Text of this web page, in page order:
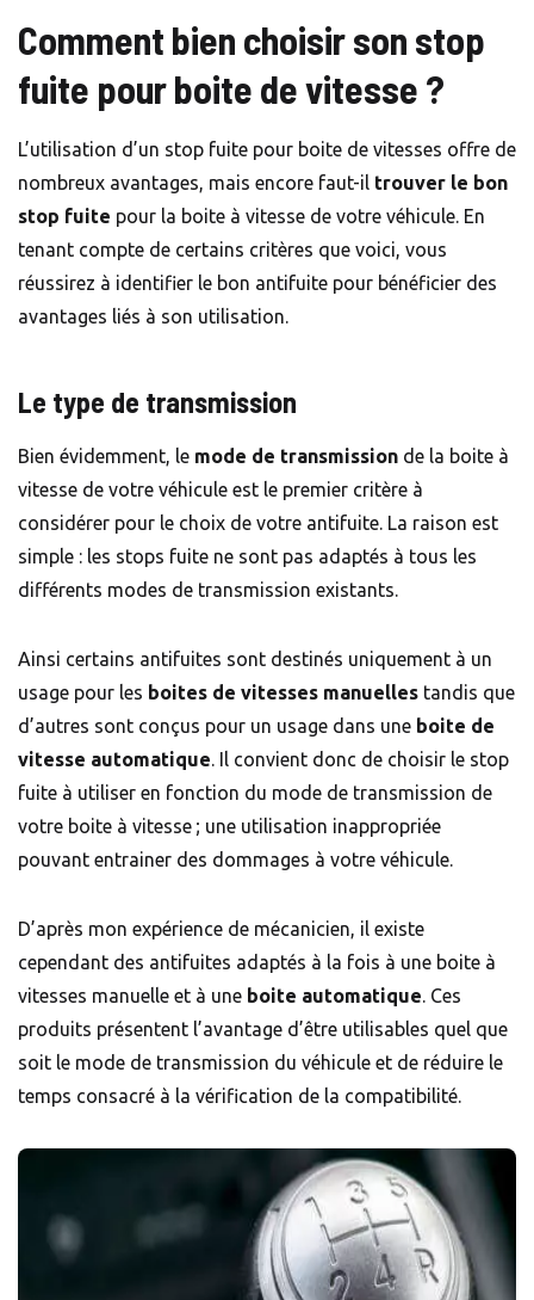
Comment bien choisir son stop
fuite pour boite de vitesse ?
L’utilisation d’un stop fuite pour boite de vitesses offre de
nombreux avantages, mais encore faut-il trouver le bon
stop fuite pour la boite à vitesse de votre véhicule. En
tenant compte de certains critères que voici, vous
réussirez à identifier le bon antifuite pour bénéficier des
avantages liés à son utilisation.
Le type de transmission
Bien évidemment, le mode de transmission de la boite à
vitesse de votre véhicule est le premier critère à
considérer pour le choix de votre antifuite. La raison est
simple : les stops fuite ne sont pas adaptés à tous les
différents modes de transmission existants.
Ainsi certains antifuites sont destinés uniquement à un
usage pour les boites de vitesses manuelles tandis que
d’autres sont conçus pour un usage dans une boite de
vitesse automatique. Il convient donc de choisir le stop
fuite à utiliser en fonction du mode de transmission de
votre boite à vitesse ; une utilisation inappropriée
pouvant entrainer des dommages à votre véhicule.
D’après mon expérience de mécanicien, il existe
cependant des antifuites adaptés à la fois à une boite à
vitesses manuelle et à une boite automatique. Ces
produits présentent l’avantage d’être utilisables quel que
soit le mode de transmission du véhicule et de réduire le
temps consacré à la vérification de la compatibilité.